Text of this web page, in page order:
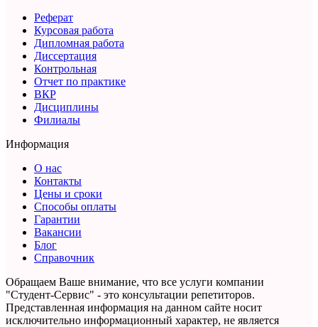
Реферат
Курсовая работа
Дипломная работа
Диссертация
Контрольная
Отчет по практике
ВКР
Дисциплины
Филиалы
Информация
О нас
Контакты
Цены и сроки
Способы оплаты
Гарантии
Вакансии
Блог
Справочник
Обращаем Ваше внимание, что все услуги компании
"Студент-Сервис" - это консультации репетиторов.
Представленная информация на данном сайте носит
исключительно информационный характер, не является